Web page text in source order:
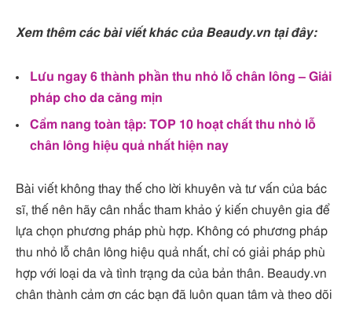
Xem thêm các bài viết khác của Beaudy.vn tại đây:
Lưu ngay 6 thành phần thu nhỏ lỗ chân lông – Giải
pháp cho da căng mịn
Cẩm nang toàn tập: TOP 10 hoạt chất thu nhỏ lỗ
chân lông hiệu quả nhất hiện nay
Bài viết không thay thế cho lời khuyên và tư vấn của bác
sĩ, thế nên hãy cân nhắc tham khảo ý kiến chuyên gia để
lựa chọn phương pháp phù hợp. Không có phương pháp
thu nhỏ lỗ chân lông hiệu quả nhất, chỉ có giải pháp phù
hợp với loại da và tình trạng da của bản thân. Beaudy.vn
chân thành cảm ơn các bạn đã luôn quan tâm và theo dõi